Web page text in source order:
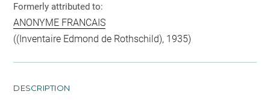
Formerly attributed to:
ANONYME FRANCAIS
((Inventaire Edmond de Rothschild), 1935)
DESCRIPTION